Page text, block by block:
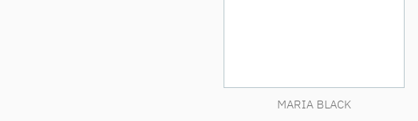
MARIA BLACK